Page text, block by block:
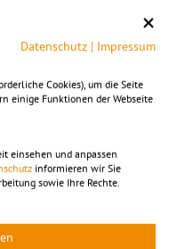
des Landratsamtes
berichten dabei über
erhalten einen seltenen
Dort sind die
Pflegeanstalt
am Brunnen im
Datenschutz | Impressum
Cookies), um die Seite
einige Funktionen der Webseite
einsehen und anpassen
informieren wir Sie
sowie Ihre Rechte.